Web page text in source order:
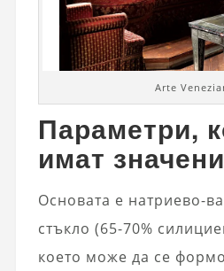
Arte
Параметри,
имат
Основата е натриево-
стъкло (65-70%
което може да се